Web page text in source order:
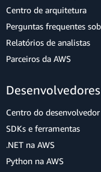
Centro de arquitetura
Perguntas frequentes
Relatórios de analistas
Parceiros da AWS
Centro do desenvolvedor
SDKs e ferramentas
.NET na AWS
Python na AWS